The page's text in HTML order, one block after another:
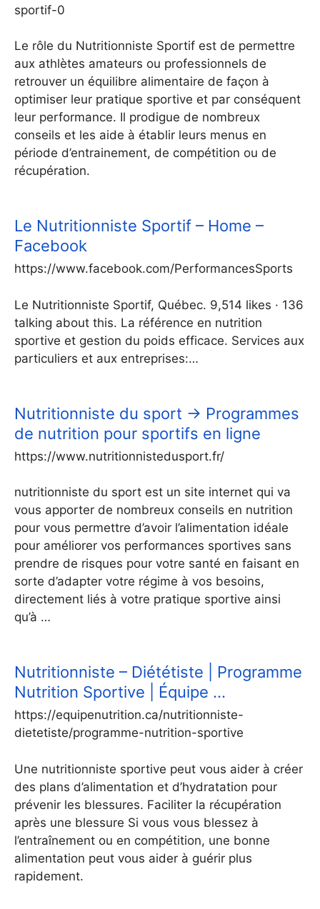
sportif-0
Le rôle du Nutritionniste Sportif est de permettre
aux athlètes amateurs ou professionnels de
retrouver un équilibre alimentaire de façon à
optimiser leur pratique sportive et par conséquent
leur performance. Il prodigue de nombreux
conseils et les aide à établir leurs menus en
période d’entrainement, de compétition ou de
récupération.
Le Nutritionniste Sportif – Home –
Facebook
https://www.facebook.com/PerformancesSports
Le Nutritionniste Sportif, Québec. 9,514 likes · 136
talking about this. La référence en nutrition
sportive et gestion du poids efficace. Services aux
particuliers et aux entreprises:…
Nutritionniste du sport → Programmes
de nutrition pour sportifs en ligne
https://www.nutritionnistedusport.fr/
nutritionniste du sport est un site internet qui va
vous apporter de nombreux conseils en nutrition
pour vous permettre d’avoir l’alimentation idéale
pour améliorer vos performances sportives sans
prendre de risques pour votre santé en faisant en
sorte d’adapter votre régime à vos besoins,
directement liés à votre pratique sportive ainsi
qu’à …
Nutritionniste – Diététiste | Programme
Nutrition Sportive | Équipe …
https://equipenutrition.ca/nutritionniste-
dietetiste/programme-nutrition-sportive
Une nutritionniste sportive peut vous aider à créer
des plans d’alimentation et d’hydratation pour
prévenir les blessures. Faciliter la récupération
après une blessure Si vous vous blessez à
l’entraînement ou en compétition, une bonne
alimentation peut vous aider à guérir plus
rapidement.